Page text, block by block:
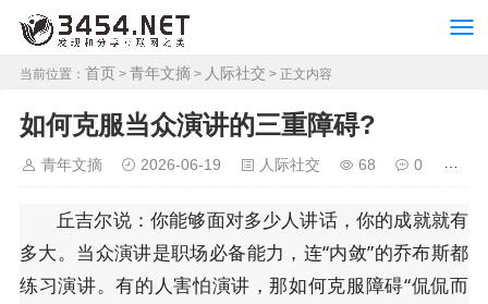
当前位置： 首页 > 青年文摘 > 人际社交 > 正文内容
如何克服当众演讲的三重障碍?
青年文摘 2026-06-19 人际社交 68 0
丘吉尔说：你能够面对多少人讲话，你的成就就有
多大。当众演讲是职场必备能力，连“内敛”的乔布斯都
练习演讲。有的人害怕演讲，那如何克服障碍“侃侃而